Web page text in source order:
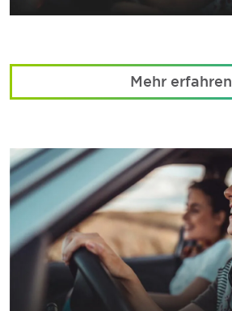
Mehr erfahren